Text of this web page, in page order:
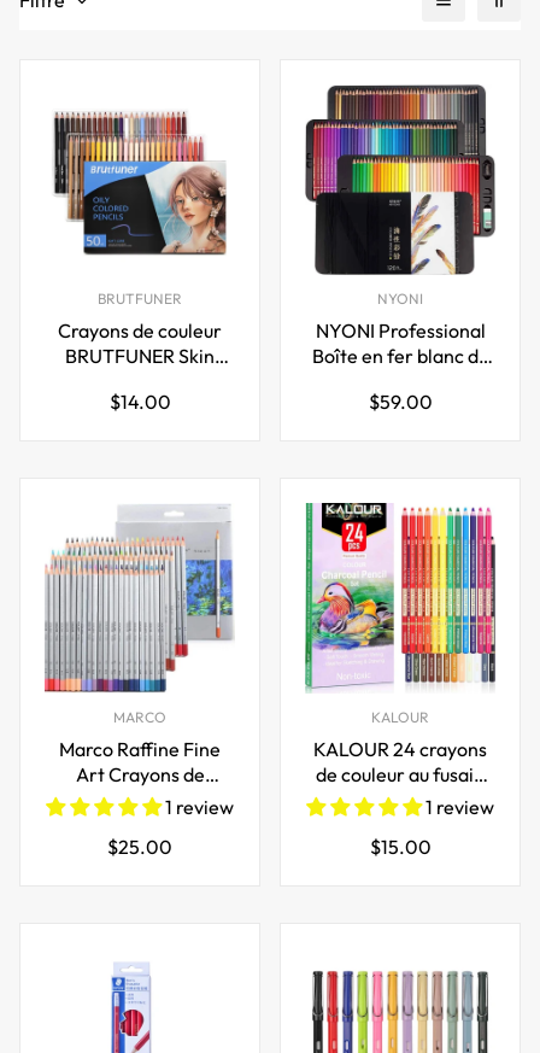
BRUTFUNER
Crayons de couleur
BRUTFUNER Skin
couleurs
Prix
$14.00
NYONI
NYONI Professional
Boîte en fer blanc de
couleur
Prix
$59.00
MARCO
Marco Raffine Fine
Art Crayons de
couleur pour dessin,
paquet de 72
1 review
Prix
$25.00
KALOUR
KALOUR 24 crayons
de couleur au fusain
de qualité supérieure,
ensemble de dessin
1 review
Prix
$15.00